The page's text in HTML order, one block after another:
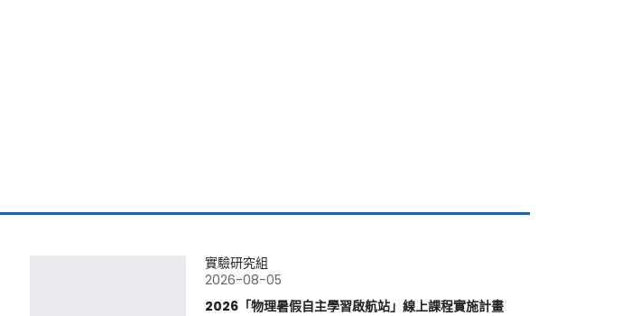
實驗研究組
2026-08-05
2026「物理暑假自主學習啟航站」線上課程實施計畫